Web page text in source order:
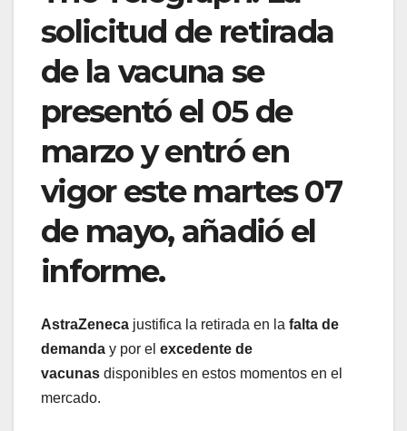
solicitud de retirada
de la vacuna se
presentó el 05 de
marzo y entró en
vigor este martes 07
de mayo, añadió el
informe.
AstraZeneca justifica la retirada en la falta de
demanda y por el excedente de
vacunas disponibles en estos momentos en el
mercado.